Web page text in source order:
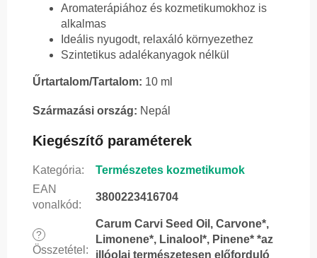
Aromaterápiához és kozmetikumokhoz is
alkalmas
Ideális nyugodt, relaxáló környezethez
Szintetikus adalékanyagok nélkül
Űrtartalom/Tartalom: 10 ml
Származási ország: Nepál
Kiegészítő paraméterek
Kategória:
Természetes kozmetikumok
EAN
vonalkód:
3800223416704
?
Összetétel :
Carum Carvi Seed Oil, Carvone*,
Limonene*, Linalool*, Pinene* *az
illóolaj természetesen előforduló